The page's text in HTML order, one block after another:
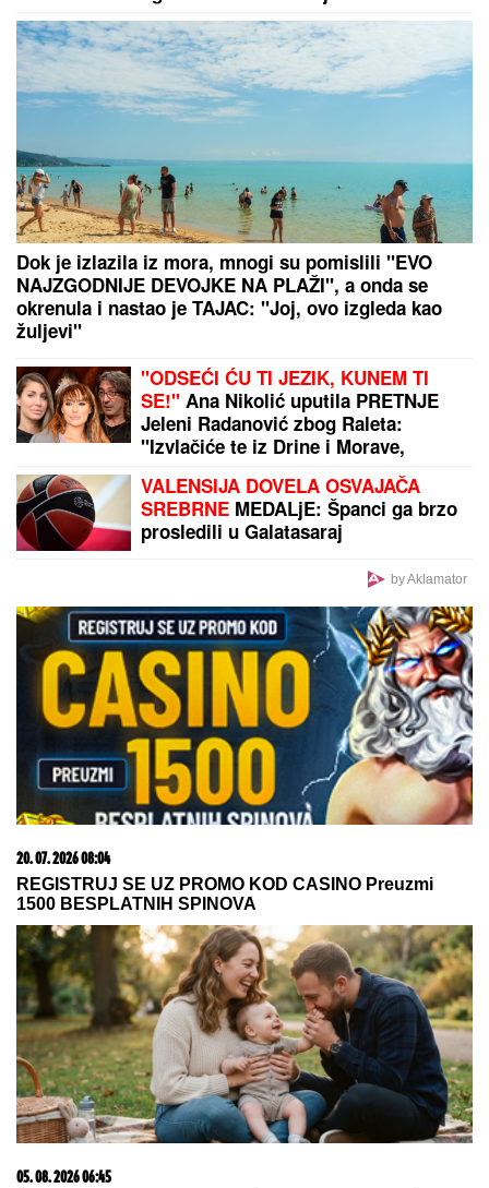
je od sepse"
HIT SNIMAK OBIŠAO SVET!
Vlasnik
zlatare ostao U ŠOKU: Kamere
snimile lopova kog niko nije
očekivao (VIDEO)
RIJALITI ZVEZDA ŽIVI U RASKOŠNOJ VILI U
BEOGRADU Kuća ima 132 kvadrata, a samo kupatilo
je kao GARSONJERA: "On je jedini naslednik"
Sport u
policiji i Sportski savez Srbije imaju
dobru saradnju
POLICAJCI UPALI U KUĆU U
SMEDEREVU, PA OSTALI U ŠOKU
Pronašli gomilu predmeta, a kada su
ugledali OVO odmah je usledilo
hapšenje
Dok je izlazila iz mora, mnogi su pomislili "EVO
NAJZGODNIJE DEVOJKE NA PLAŽI", a onda se
okrenula i nastao je TAJAC: "Joj, ovo izgleda kao
žuljevi"
"ODSEĆI ĆU TI JEZIK, KUNEM TI
SE!"Ana Nikolić uputila PRETNJE